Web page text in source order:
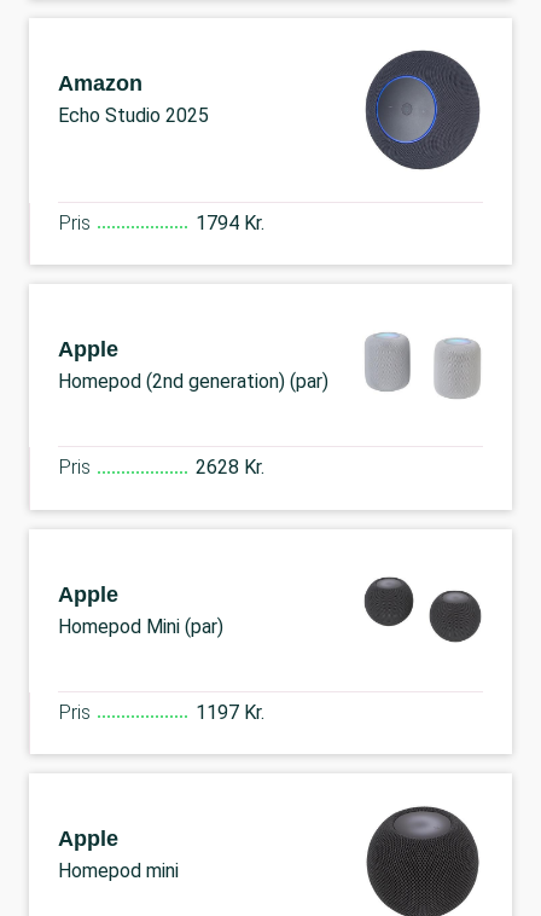
Amazon
Echo Studio 2025
Pris 1794 Kr.
Apple
Homepod (2nd generation) (par)
Pris 2628 Kr.
Apple
Homepod Mini (par)
Pris 1197 Kr.
Apple
Homepod mini